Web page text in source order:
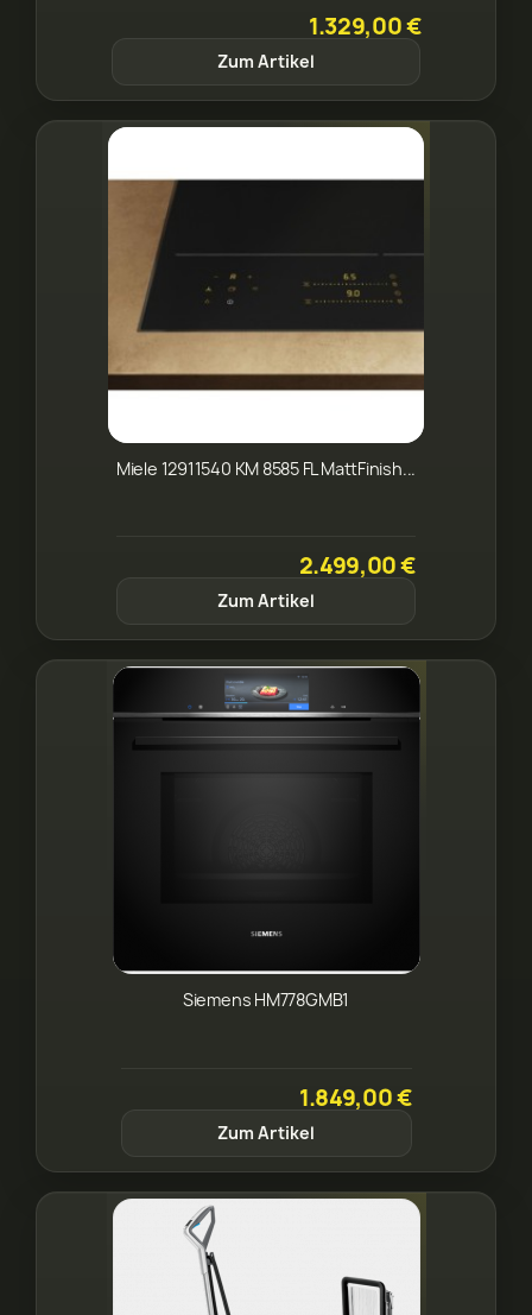
1.329,00 €
Zum Artikel
Miele 12911540 KM 8585 FL MattFinish...
2.499,00 €
Zum Artikel
Siemens HM778GMB1
1.849,00 €
Zum Artikel